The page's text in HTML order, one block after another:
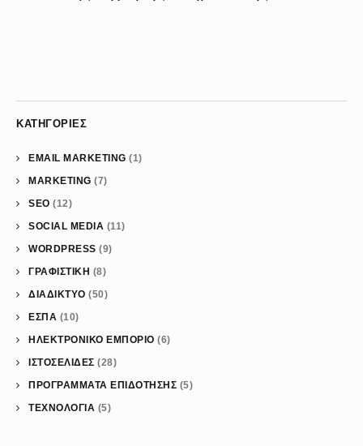
ΚΑΤΗΓΟΡΊΕΣ
EMAIL MARKETING (1)
MARKETING (7)
SEO (12)
SOCIAL MEDIA (11)
WORDPRESS (9)
ΓΡΑΦΙΣΤΙΚΗ (8)
ΔΙΑΔΙΚΤΥΟ (50)
ΕΣΠΑ (10)
ΗΛΕΚΤΡΟΝΙΚΟ ΕΜΠΟΡΙΟ (6)
ΙΣΤΟΣΕΛΙΔΕΣ (28)
ΠΡΟΓΡΑΜΜΑΤΑ ΕΠΙΔΟΤΗΣΗΣ (5)
ΤΕΧΝΟΛΟΓΙΑ (5)